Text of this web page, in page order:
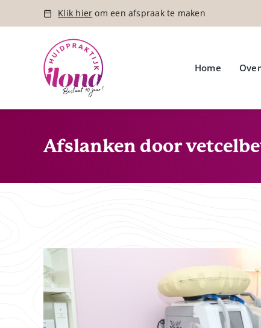
Klik hier om een afspraak te maken
Home
Afslanken door